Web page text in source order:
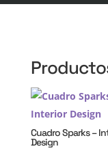
Cuadro Sparks –
Design